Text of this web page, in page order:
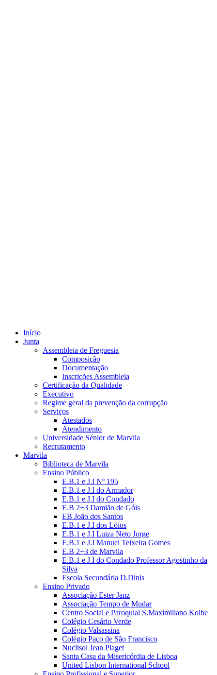
Início
Junta
Assembleia de Freguesia
Composição
Documentação
Inscrições Assembleia
Certificação da Qualidade
Executivo
Regime geral da prevenção da corrupção
Serviços
Atestados
Atendimento
Universidade Sénior de Marvila
Recrutamento
Marvila
Biblioteca de Marvila
Ensino Público
E.B.1 e J.I Nº 195
E.B.1 e J.I do Armador
E.B.1 e J.I do Condado
E.B 2+3 Damião de Góis
EB João dos Santos
E.B.1 e J.I dos Lóios
E.B.1 e J.I Luiza Neto Jorge
E.B.1 e J.I Manuel Teixeira Gomes
E.B 2+3 de Marvila
E.B.1 e J.I do Condado Professor Agostinho da
Silva
Escola Secundária D.Dinis
Ensino Privado
Associação Ester Janz
Associação Tempo de Mudar
Centro Social e Paroquial S.Maximiliano Kolbe
Colégio Cesário Verde
Colégio Valsassina
Colégio Paço de São Francisco
Nuclisol Jean Piaget
Santa Casa da Misericórdia de Lisboa
United Lisbon International School